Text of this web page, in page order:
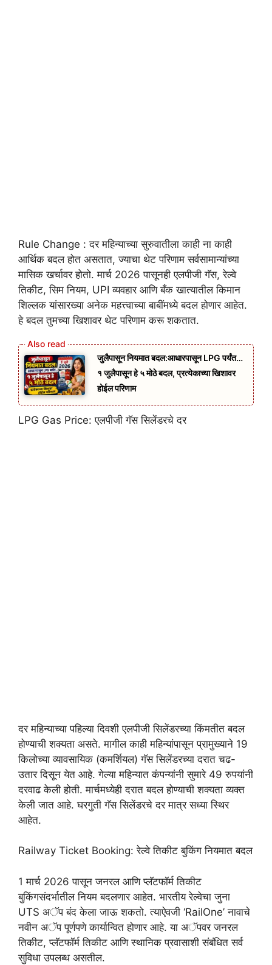
Rule Change : दर महिन्याच्या सुरुवातीला काही ना काही
आर्थिक बदल होत असतात, ज्याचा थेट परिणाम सर्वसामान्यांच्या
मासिक खर्चावर होतो. मार्च 2026 पासूनही एलपीजी गॅस, रेल्वे
तिकीट, सिम नियम, UPI व्यवहार आणि बँक खात्यातील किमान
शिल्लक यांसारख्या अनेक महत्त्वाच्या बाबींमध्ये बदल होणार आहेत.
हे बदल तुमच्या खिशावर थेट परिणाम करू शकतात.
जुलैपासून नियमात बदल:आधारपासून LPG पर्यंत…
१ जुलैपासून हे ५ मोठे बदल, प्रत्येकाच्या खिशावर
होईल परिणाम
LPG Gas Price: एलपीजी गॅस सिलेंडरचे दर
दर महिन्याच्या पहिल्या दिवशी एलपीजी सिलेंडरच्या किंमतीत बदल
होण्याची शक्यता असते. मागील काही महिन्यांपासून प्रामुख्याने 19
किलोच्या व्यावसायिक (कमर्शियल) गॅस सिलेंडरच्या दरात चढ-
उतार दिसून येत आहे. गेल्या महिन्यात कंपन्यांनी सुमारे 49 रुपयांनी
दरवाढ केली होती. मार्चमध्येही दरात बदल होण्याची शक्यता व्यक्त
केली जात आहे. घरगुती गॅस सिलेंडरचे दर मात्र सध्या स्थिर
आहेत.
Railway Ticket Booking: रेल्वे तिकीट बुकिंग नियमात बदल
1 मार्च 2026 पासून जनरल आणि प्लॅटफॉर्म तिकीट
बुकिंगसंदर्भातील नियम बदलणार आहेत. भारतीय रेल्वेचा जुना
UTS अॅप बंद केला जाऊ शकतो. त्याऐवजी ‘RailOne’ नावाचे
नवीन अॅप पूर्णपणे कार्यान्वित होणार आहे. या अॅपवर जनरल
तिकीट, प्लॅटफॉर्म तिकीट आणि स्थानिक प्रवासाशी संबंधित सर्व
सुविधा उपलब्ध असतील.